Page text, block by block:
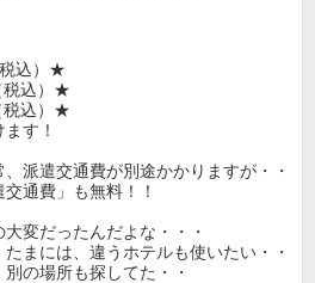
込）★
込）★
込）★
！
派遣交通費が別途かかりますが・・
通費」も無料！！
変だったんだよな・・・
たまには、違うホテルも使いたい・・
の場所も探してた・・